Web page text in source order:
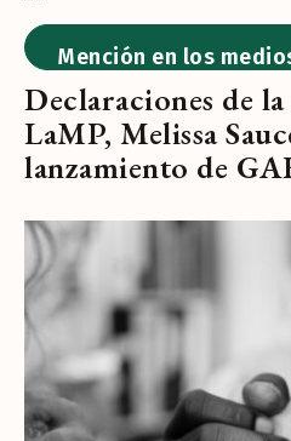
Mención en los
Declaraciones de
LaMP, Melissa
lanzamiento de